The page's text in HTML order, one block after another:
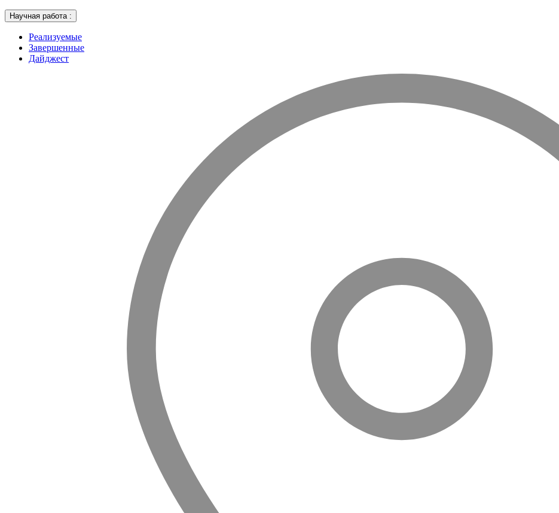
Научная работа :
Реализуемые
Завершенные
Дайджест